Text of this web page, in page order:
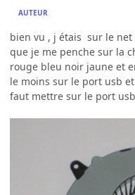
AUTEUR
bien vu , j étais sur le
que je me penche sur la
rouge bleu noir jaune et
le moins sur le port usb
faut mettre sur le port